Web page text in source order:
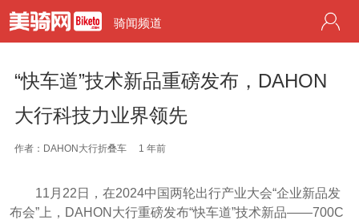
骑闻频道
“快车道”技术新品重磅发布，DAHON
大行科技力业界领先
作者：DAHON大行折叠车 1 年前
11月22日，在2024中国两轮出行产业大会“企业新品发
布会”上，DAHON大行重磅发布“快车道”技术新品——700C